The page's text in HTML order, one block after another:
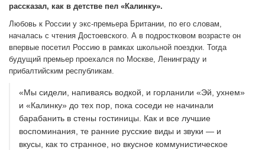
рассказал, как в детстве пел «Калинку».
Любовь к России у экс-премьера Британии, по его словам,
началась с чтения Достоевского. А в подростковом возрасте он
впервые посетил Россию в рамках школьной поездки. Тогда
будущий премьер проехался по Москве, Ленинграду и
прибалтийским республикам.
«Мы сидели, напиваясь водкой, и горланили «Эй, ухнем»
и «Калинку» до тех пор, пока соседи не начинали
барабанить в стены гостиницы. Как и все лучшие
воспоминания, те ранние русские виды и звуки — и
вкусы, как то странное, но вкусное коммунистическое